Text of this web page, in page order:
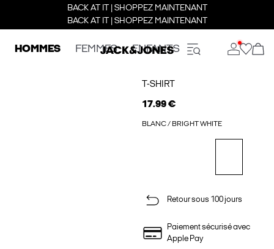
BACK AT IT | SHOPPEZ MAINTENANT
BACK AT IT | SHOPPEZ MAINTENANT
HOMMES FEMMES ENFANTS
T-SHIRT
17.99 €
BLANC / BRIGHT WHITE
Retour sous 100 jours
Paiement sécurisé avec
Apple Pay